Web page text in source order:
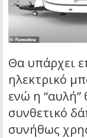
Θα υπάρχει
ηλεκτρικό
ενώ η “αυλή”
συνθετικό
συνήθως